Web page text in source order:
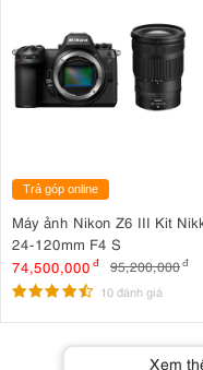
Trả góp online
Máy ảnh Nikon Z6 III Kit
24-120mm F4 S
74,500,000 đ 95,200,000đ
10 đánh giá
Xem